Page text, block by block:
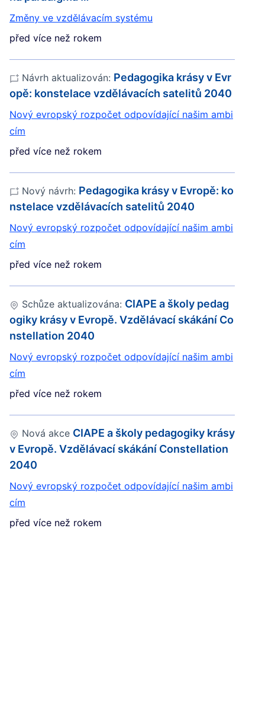
před více než rokem
Změny ve vzdělávacím systému
před více než rokem
Návrh aktualizován: Pedagogika krásy v Evr
opě: konstelace vzdělávacích satelitů 2040
Nový evropský rozpočet odpovídající našim ambi
cím
před více než rokem
Nový návrh: Pedagogika krásy v Evropě: ko
nstelace vzdělávacích satelitů 2040
Nový evropský rozpočet odpovídající našim ambi
cím
před více než rokem
Schůze aktualizována: CIAPE a školy pedag
ogiky krásy v Evropě. Vzdělávací skákání Co
nstellation 2040
Nový evropský rozpočet odpovídající našim ambi
cím
před více než rokem
Nová akce CIAPE a školy pedagogiky krásy
v Evropě. Vzdělávací skákání Constellation
2040
Nový evropský rozpočet odpovídající našim ambi
cím